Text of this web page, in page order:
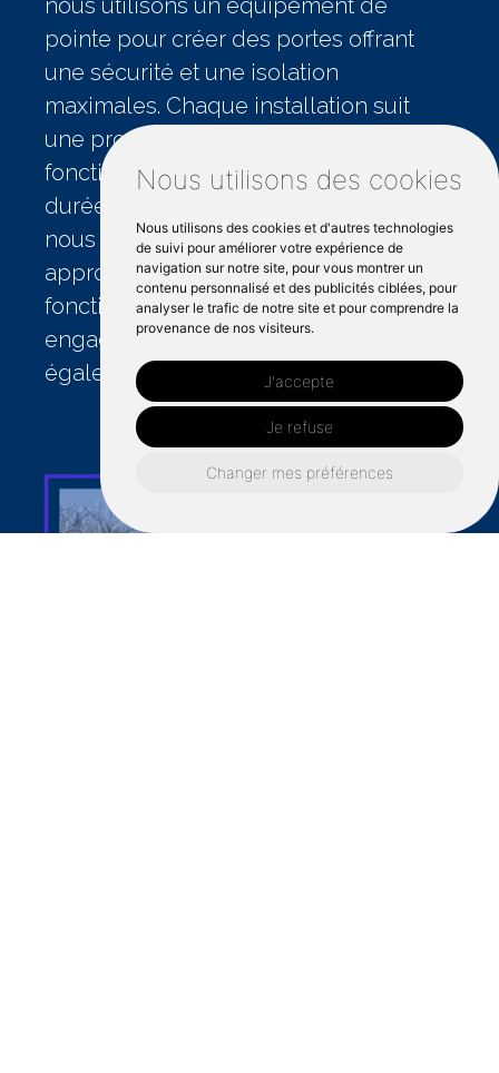
Nous utilisons des cookies
Nous utilisons des cookies et d'autres technologies
de suivi pour améliorer votre expérience de
navigation sur notre site, pour vous montrer un
contenu personnalisé et des publicités ciblées, pour
analyser le trafic de notre site et pour comprendre la
provenance de nos visiteurs.
J'accepte
Je refuse
Changer mes préférences
nous utilisons un équipement de
pointe pour créer des portes offrant
une sécurité et une isolation
maximales. Chaque installation suit
une procédure rigoureuse pour un
fonctionnement optimal et une longue
durée de vie. Lors de la finalisation,
nous procédons à des vérifications
approfondies pour assurer un
fonctionnement parfait. Notre
engagement à satisfaire nos clients va
également au-delà de l'installation